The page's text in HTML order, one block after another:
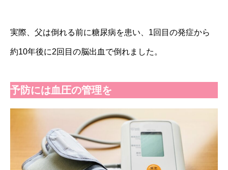
実際、父は倒れる前に糖尿病を患い、1回目の発症から
約10年後に2回目の脳出血で倒れました。
予防には血圧の管理を